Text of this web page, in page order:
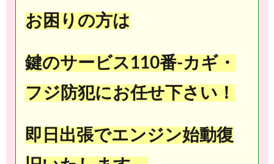
お困りの方は
鍵のサービス110番-カギ・
フジ防犯にお任せ下さい！
即日出張でエンジン始動復